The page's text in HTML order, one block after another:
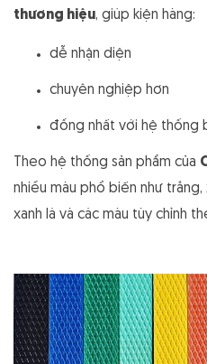
thương hiệu, giúp kiện hàng:
dễ nhận diện
chuyên nghiệp hơn
đồng nhất với hệ thống
Theo hệ thống sản phẩm của
nhiều màu phổ biến như
xanh lá và các màu tùy chỉnh